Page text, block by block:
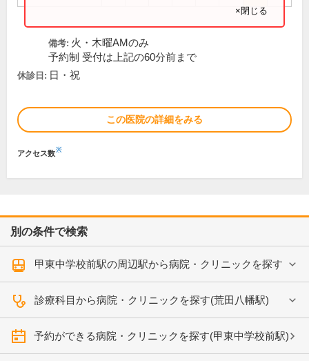
×閉じる
備考: 火・木曜AMのみ
予約制 受付は上記の60分前まで
休診日: 日・祝
この医院の詳細をみる
アクセス数※
別の条件で検索
甲東中学校前駅の周辺駅から病院・クリニックを探す
診療科目から病院・クリニックを探す(荒田八幡駅)
予約ができる病院・クリニックを探す(甲東中学校前駅)